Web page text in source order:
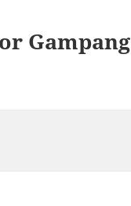
Gampang